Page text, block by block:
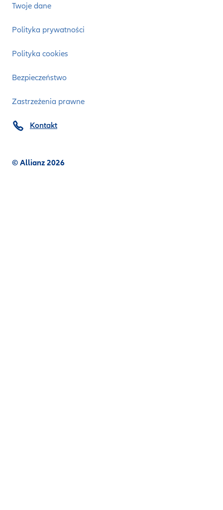
Twoje dane
Polityka prywatności
Polityka cookies
Bezpieczeństwo
Zastrzeżenia prawne
© Allianz 2026
Kontakt